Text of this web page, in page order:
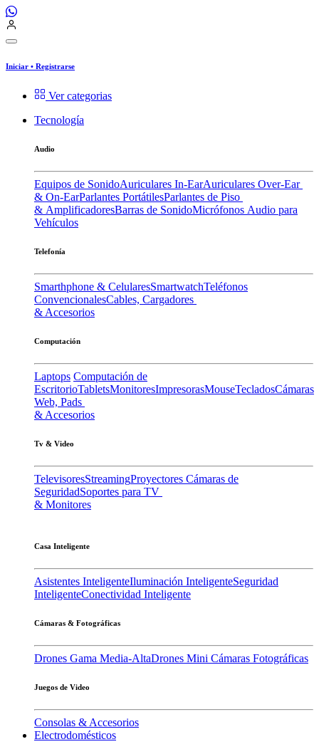
Iniciar • Registrarse
Ver categorias
Tecnología
Audio
Equipos de SonidoAuriculares In-EarAuriculares Over-Ear
& On-EarParlantes PortátilesParlantes de Piso
& AmplificadoresBarras de SonidoMicrófonos Audio para
Vehículos
Telefonía
Smarthphone & CelularesSmartwatchTeléfonos
ConvencionalesCables, Cargadores
& Accesorios
Computación
Laptops Computación de
EscritorioTabletsMonitoresImpresorasMouseTecladosCámaras
Web, Pads
& Accesorios
Tv & Video
TelevisoresStreamingProyectores Cámaras de
SeguridadSoportes para TV
& Monitores
Casa Inteligente
Asistentes InteligenteIluminación InteligenteSeguridad
InteligenteConectividad Inteligente
Cámaras & Fotográficas
Drones Gama Media-AltaDrones Mini Cámaras Fotográficas
Juegos de Video
Consolas & Accesorios
Electrodomésticos